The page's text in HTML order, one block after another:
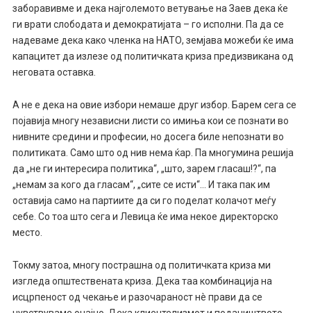
заборавивме и дека најголемото ветување на Заев дека ќе
ги врати слободата и демократијата – го исполни. Па да се
надеваме дека како членка на НАТО, земјава можеби ќе има
капацитет да излезе од политичката криза предизвикана од
неговата оставка.
А не е дека на овие избори немаше друг избор. Барем сега се
појавија многу независни листи со имиња кои се познати во
нивните средини и професии, но досега биле непознати во
политиката. Само што од нив нема ќар. Па многумина решија
да „не ги интересира политика“, „што, зарем гласаш!?“, па
„немам за кого да гласам“, „сите се исти“… И така пак им
оставија само на партиите да си го поделат колачот меѓу
себе. Со тоа што сега и Левица ќе има некое директорско
место.
Токму затоа, многу пострашна од политичката криза ми
изгледа општествената криза. Дека таа комбинација на
исцрпеност од чекање и разочараност нè прави да се